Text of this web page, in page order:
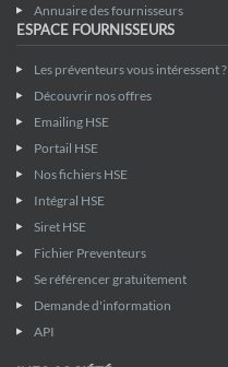
Annuaire des fournisseurs
ESPACE FOURNISSEURS
Les préventeurs vous intéressent ?
Découvrir nos offres
Emailing HSE
Portail HSE
Nos fichiers HSE
Intégral HSE
Siret HSE
Fichier Preventeurs
Se référencer gratuitement
Demande d'information
API